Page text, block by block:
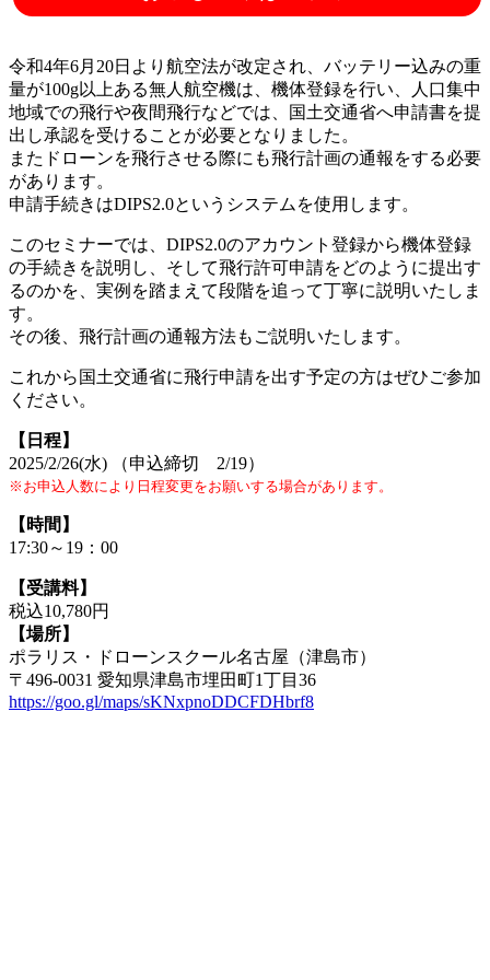
令和4年6月20日より航空法が改定され、バッテリー込みの重
量が100g以上ある無人航空機は、機体登録を行い、人口集中
地域での飛行や夜間飛行などでは、国土交通省へ申請書を提
出し承認を受けることが必要となりました。
またドローンを飛行させる際にも飛行計画の通報をする必要
があります。
申請手続きはDIPS2.0というシステムを使用します。
このセミナーでは、DIPS2.0のアカウント登録から機体登録
の手続きを説明し、そして飛行許可申請をどのように提出す
るのかを、実例を踏まえて段階を追って丁寧に説明いたしま
す。
その後、飛行計画の通報方法もご説明いたします。
これから国土交通省に飛行申請を出す予定の方はぜひご参加
ください。
【日程】
2025/2/26(水) （申込締切 2/19）
※お申込人数により日程変更をお願いする場合があります。
【時間】
17:30～19：00
【受講料】
税込10,780円
【場所】
ポラリス・ドローンスクール名古屋（津島市）
〒496-0031 愛知県津島市埋田町1丁目36
https://goo.gl/maps/sKNxpnoDDCFDHbrf8